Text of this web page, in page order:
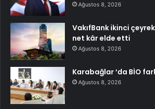
Ağustos 8, 2026
VakıfBank ikinci
net kâr elde etti
Ağustos 8, 2026
Karabağlar ‘da BİO
Ağustos 8, 2026